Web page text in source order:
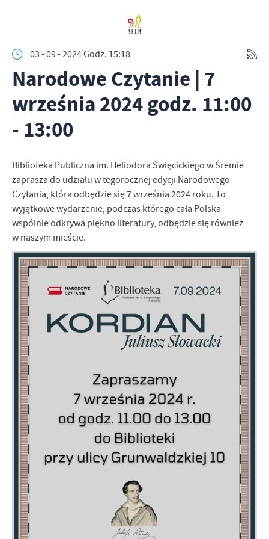
03 - 09 - 2024 Godz. 15:18
Narodowe Czytanie | 7
września 2024 godz. 11:00
- 13:00
Biblioteka Publiczna im. Heliodora Święcickiego w Śremie
zaprasza do udziału w tegorocznej edycji Narodowego
Czytania, która odbędzie się 7 września 2024 roku. To
wyjątkowe wydarzenie, podczas którego cała Polska
wspólnie odkrywa piękno literatury, odbędzie się również
w naszym mieście.